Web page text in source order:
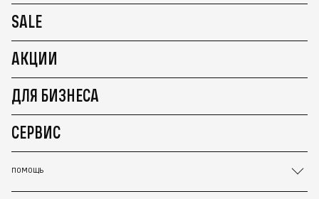
SALE
АКЦИИ
ДЛЯ БИЗНЕСА
СЕРВИС
ПОМОЩЬ